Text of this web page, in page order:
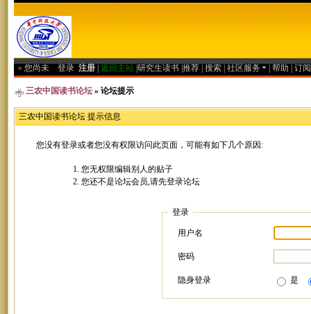
» 您尚未 登录 注册 返回主站 研究生读书 推荐 搜索 社区服务 帮助 订
三农中国读书论坛 » 论坛提示
三农中国读书论坛 提示信息
您没有登录或者您没有权限访问此页面，可能有如下几个原因:
您无权限编辑别人的贴子
您还不是论坛会员,请先登录论坛
登录
用户名
密码
隐身登录 是